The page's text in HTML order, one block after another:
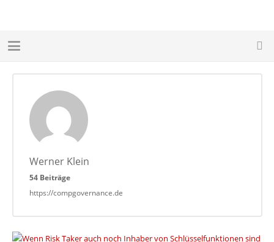
Werner Klein
54 Beiträge
https://compgovernance.de